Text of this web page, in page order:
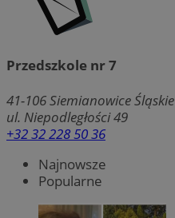
Przedszkole nr 7
41-106Siemianowice Śląskie
ul. Niepodległości 49
+32 32 228 50 36
Najnowsze
Popularne